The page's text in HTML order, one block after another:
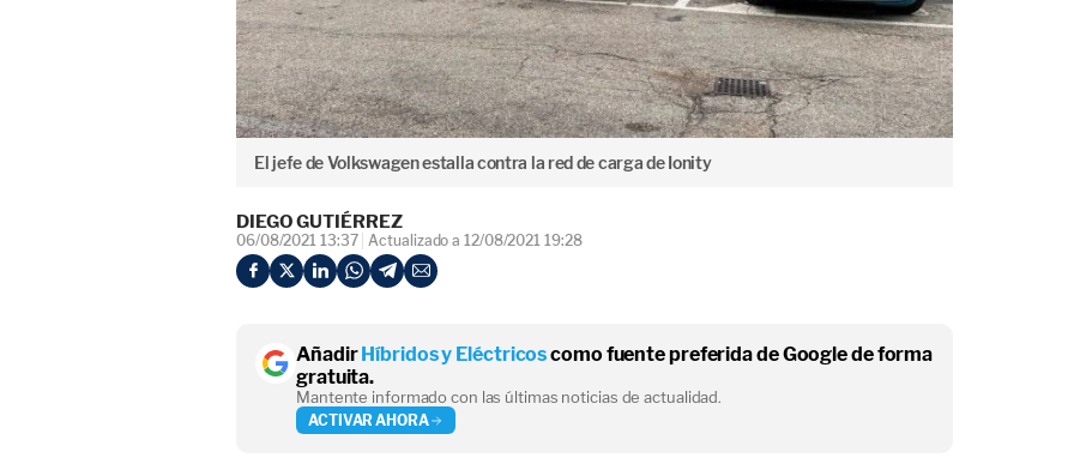
El jefe de Volkswagen estalla contra la red de carga de Ionity
DIEGO GUTIÉRREZ
06/08/2021 13:37 Actualizado a 12/08/2021 19:28
AñadirHíbridos y Eléctricoscomo fuente preferida de Google de forma
gratuita.
Mantente informado con las últimas noticias de actualidad.
ACTIVAR AHORA